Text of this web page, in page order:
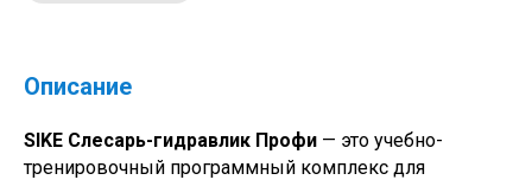
Описание
SIKE Слесарь-гидравлик Профи — это учебно-
тренировочный программный комплекс для